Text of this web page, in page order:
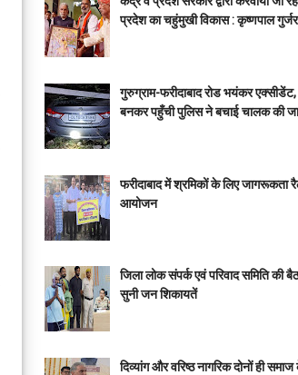
प्रदेश का चहुंमुखी विकास : कृष्णपाल गुर्जर
गुरुग्राम-फरीदाबाद रोड भयंकर एक्सीडेंट,
बनकर पहुँची पुलिस ने बचाई चालक की
फरीदाबाद में श्रमिकों के लिए जागरूकता
आयोजन
जिला लोक संपर्क एवं परिवाद समिति की
सुनी जन शिकायतें
दिव्यांग और वरिष्ठ नागरिक दोनों ही